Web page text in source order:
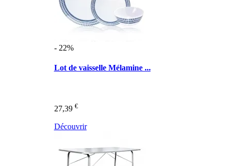
- 22%
Lot de vaisselle Mélamine ...
27,39 €
Découvrir